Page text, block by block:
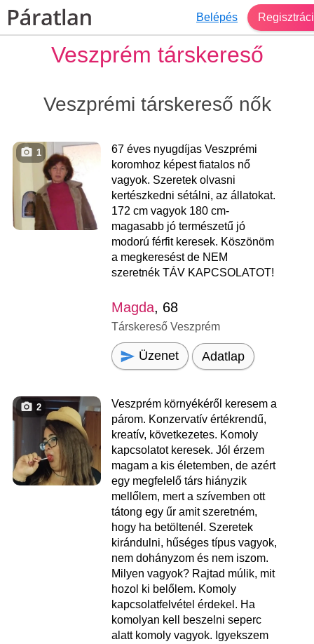
Belépés
Veszprém társkereső
Veszprémi társkereső nők
1
67 éves nyugdíjas Veszprémi
koromhoz képest fiatalos nő
vagyok. Szeretek olvasni
kertészkedni sétálni, az állatokat.
172 cm vagyok 180 cm-
magasabb jó természetű jó
modorú férfit keresek. Köszönöm
a megkeresést de NEM
szeretnék TÁV KAPCSOLATOT!
Magda, 68
Társkereső Veszprém
Üzenet Adatlap
2
Veszprém környékéről keresem a
párom. Konzervatív értékrendű,
kreatív, következetes. Komoly
kapcsolatot keresek. Jól érzem
magam a kis életemben, de azért
egy megfelelő társ hiányzik
mellőlem, mert a szívemben ott
tátong egy űr amit szeretném,
hogy ha betöltenél. Szeretek
kirándulni, hűséges típus vagyok,
nem dohányzom és nem iszom.
Milyen vagyok? Rajtad múlik, mit
hozol ki belőlem. Komoly
kapcsolatfelvétel érdekel. Ha
komolyan kell beszelni seperc
alatt komoly vagyok. Igyekszem